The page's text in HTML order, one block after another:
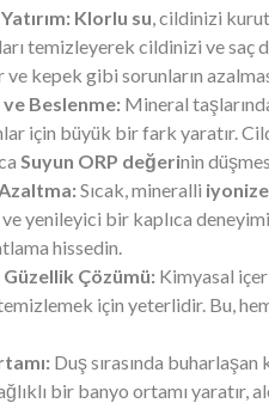
Klorlu su, cildinizi
temizleyerek cildinizi ve saç
ve kepek gibi sorunların
Beslenme: Mineral
için büyük bir fark yaratır.
Suyun ORP değerinin
Sıcak, mineralli
yenileyici bir kaplıca
hissedin.
Çözümü: Kimyasal
için yeterlidir. Bu,
Duş sırasında
bir banyo ortamı